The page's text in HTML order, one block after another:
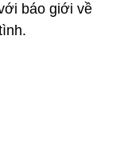
báo giới về